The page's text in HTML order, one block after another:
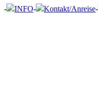
- INFO- Kontakt/Anreise-